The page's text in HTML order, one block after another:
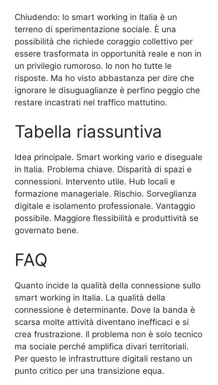
Chiudendo: lo smart working in Italia è un
terreno di sperimentazione sociale. È una
possibilità che richiede coraggio collettivo per
essere trasformata in opportunità reale e non in
un privilegio rumoroso. Io non ho tutte le
risposte. Ma ho visto abbastanza per dire che
ignorare le disuguaglianze è perfino peggio che
restare incastrati nel traffico mattutino.
Tabella riassuntiva
Idea principale. Smart working vario e diseguale
in Italia. Problema chiave. Disparità di spazi e
connessioni. Intervento utile. Hub locali e
formazione manageriale. Rischio. Sorveglianza
digitale e isolamento professionale. Vantaggio
possibile. Maggiore flessibilità e produttività se
governato bene.
FAQ
Quanto incide la qualità della connessione sullo
smart working in Italia. La qualità della
connessione è determinante. Dove la banda è
scarsa molte attività diventano inefficaci e si
crea frustrazione. Il problema non è solo tecnico
ma sociale perché amplifica divari territoriali.
Per questo le infrastrutture digitali restano un
punto critico per una transizione equa.